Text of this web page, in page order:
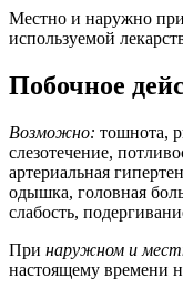
Местно и наружно
используемой
Побочное
Возможно: тошнота,
слезотечение,
артериальная
одышка, головная
слабость,
При наружном и
настоящему времени